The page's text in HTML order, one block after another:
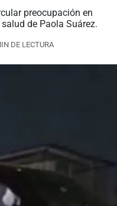
preocupación en
de Paola Suárez.
DE LECTURA